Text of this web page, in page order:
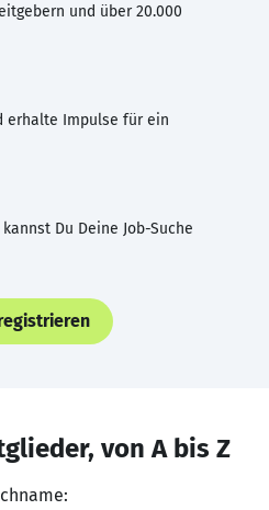
und über 20.000
erhalte Impulse für ein
Du Deine Job-Suche
von A bis Z